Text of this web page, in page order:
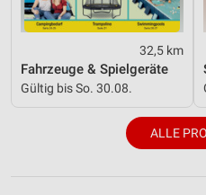
32,5 km
Fahrzeuge & Spielgeräte
Gültig bis So. 30.08.
ALLE